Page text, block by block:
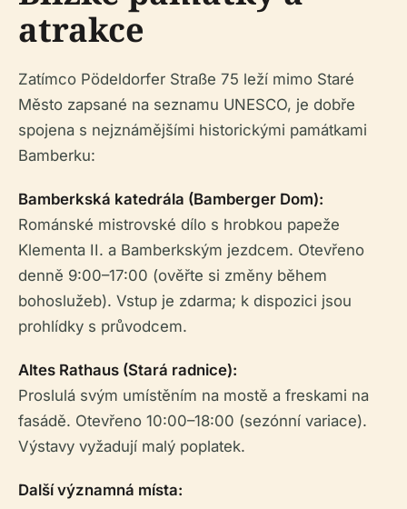
atrakce
Zatímco Pödeldorfer Straße 75 leží mimo Staré
Město zapsané na seznamu UNESCO, je dobře
spojena s nejznámějšími historickými památkami
Bamberku:
Bamberkská katedrála (Bamberger Dom):
Románské mistrovské dílo s hrobkou papeže
Klementa II. a Bamberkským jezdcem. Otevřeno
denně 9:00–17:00 (ověřte si změny během
bohoslužeb). Vstup je zdarma; k dispozici jsou
prohlídky s průvodcem.
Altes Rathaus (Stará radnice):
Proslulá svým umístěním na mostě a freskami na
fasádě. Otevřeno 10:00–18:00 (sezónní variace).
Výstavy vyžadují malý poplatek.
Další významná místa: